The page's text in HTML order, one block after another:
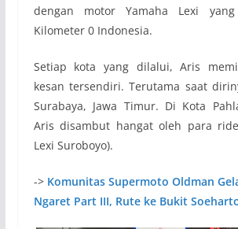
dengan motor Yamaha Lexi
Kilometer 0 Indonesia.
Setiap kota yang dilalui, Aris
kesan tersendiri. Terutama saat
Surabaya, Jawa Timur. Di Kota
Aris disambut hangat oleh para
Lexi Suroboyo).
-> Komunitas Supermoto Oldman
Ngaret Part III, Rute ke Bukit